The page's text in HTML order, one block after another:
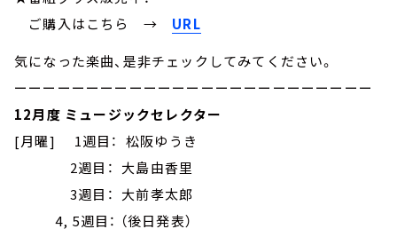
ご購入はこちら → URL
気になった楽曲、是非チェックしてみてください。
ーーーーーーーーーーーーーーーーーーーーーーーーー
12月度 ミュージックセレクター
[月曜] 1週目： 松阪ゆうき
2週目： 大島由香里
3週目： 大前孝太郎
4, 5週目： （後日発表）